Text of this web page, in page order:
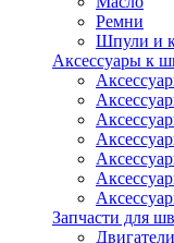
Ремни
Шпули и
Аксессуары к
Запчасти для
Двигатели